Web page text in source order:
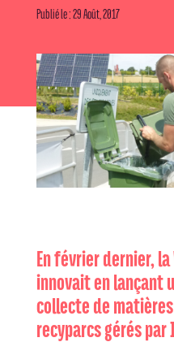
Publié le : 29 Août, 2017
En février dernier,
innovait en lançant
collecte de
recyparcs gérés par